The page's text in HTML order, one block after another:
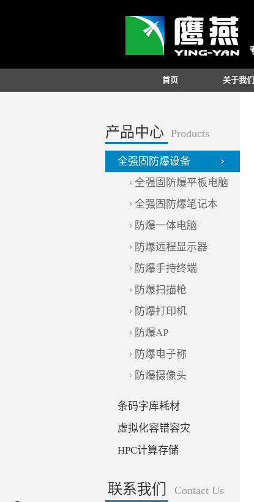
首页 关于我们
产品中心 Products
全强固防爆设备
全强固防爆平板电脑
全强固防爆笔记本
防爆一体电脑
防爆远程显示器
防爆手持终端
防爆扫描枪
防爆打印机
防爆AP
防爆电子称
防爆摄像头
条码字库耗材
虚拟化容错容灾
HPC计算存储
联系我们 Contact Us